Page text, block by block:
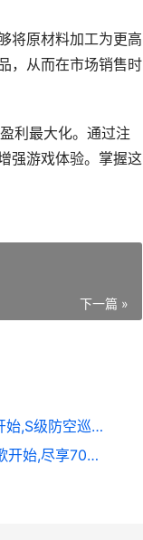
将原材料加工为更高
，从而在市场销售时
利最大化。通过注
强游戏体验。掌握这
下一篇 »
《无尽的拉格朗日》双子节火热开始,S级防空巡洋舰登场 无尽的拉格朗日藏宝阁
KK官方对战平台S29战令冬日恋歌开始,尽享700%超值权益 KK官方对战平台是什么